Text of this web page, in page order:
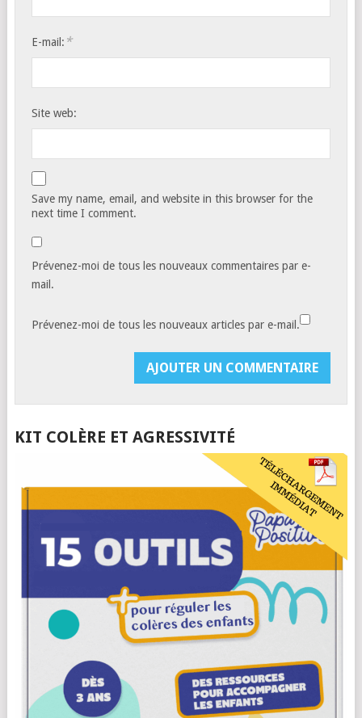
E-mail: *
Site web:
Save my name, email, and website in this browser for the
next time I comment.
Prévenez-moi de tous les nouveaux commentaires par e-
mail.
Prévenez-moi de tous les nouveaux articles par e-mail.
KIT COLÈRE ET AGRESSIVITÉ